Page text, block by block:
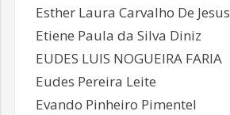
Esther Laura Carvalho De Jesus
Etiene Paula da Silva Diniz
EUDES LUIS NOGUEIRA FARIA
Eudes Pereira Leite
Evando Pinheiro Pimentel